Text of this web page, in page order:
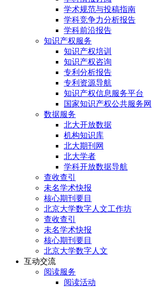
学术规范与投稿指南
学科竞争力分析报告
学科前沿报告
知识产权服务
知识产权培训
知识产权咨询
专利分析报告
专利资源导航
知识产权信息服务平台
国家知识产权公共服务网
数据服务
北大开放数据
机构知识库
北大期刊网
北大学者
学科开放数据导航
查收查引
未名学术快报
核心期刊要目
北京大学数字人文工作坊
查收查引
未名学术快报
核心期刊要目
北京大学数字人文
互动交流
阅读服务
阅读活动